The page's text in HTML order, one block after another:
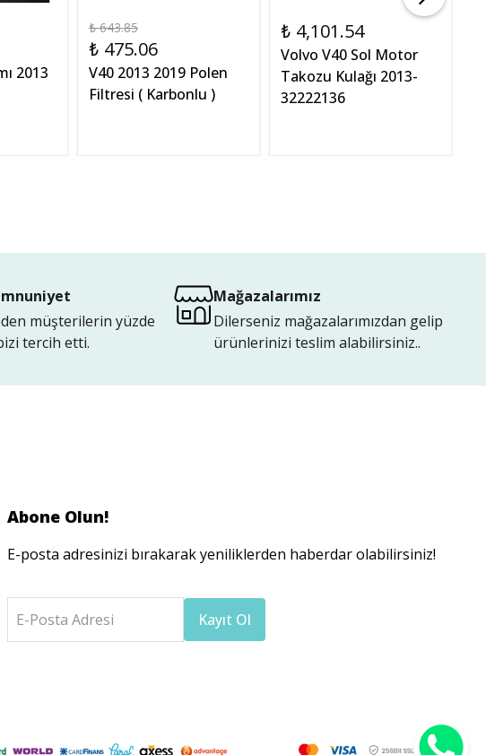
2013
₺ 643.85
₺ 475.06
V40 2013 2019 Polen
Filtresi ( Karbonlu )
₺ 4,101.54
Volvo V40 Sol Motor
Takozu Kulağı 2013-
32222136
müşterilerin yüzde
tercih etti.
Mağazalarımız
Dilerseniz mağazalarımızdan gelip
ürünlerinizi teslim alabilirsiniz..
Abone Olun!
E-posta adresinizi bırakarak yeniliklerden haberdar olabilirsiniz!
E-Posta Adresi Kayıt Ol